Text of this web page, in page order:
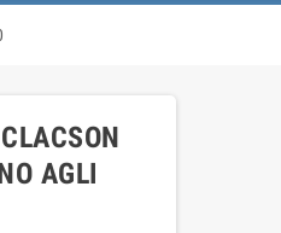
AGLI